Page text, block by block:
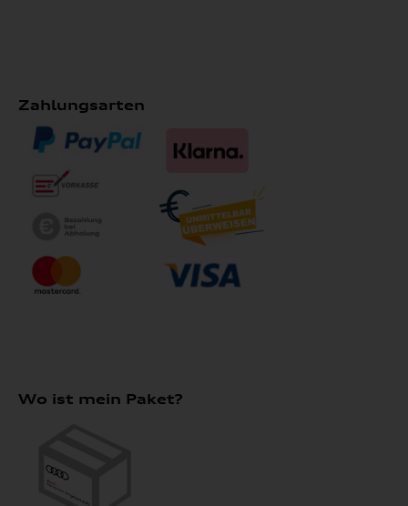
Zahlungsarten
Wo ist mein Paket?